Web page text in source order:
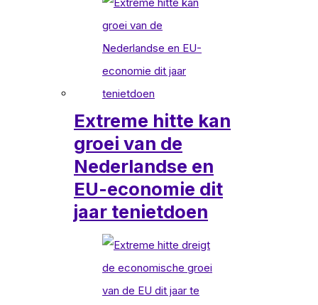
Extreme hitte kan
groei van de
Nederlandse en
EU-economie dit
jaar tenietdoen